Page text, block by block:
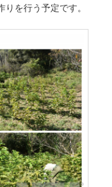
を行う予定です。